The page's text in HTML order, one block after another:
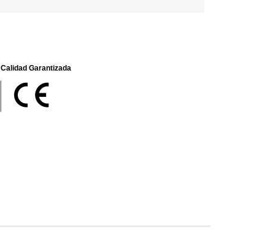
Calidad Garantizada